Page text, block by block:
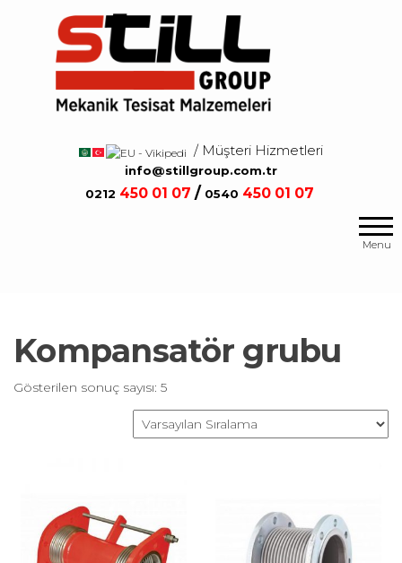
contenuto
/ Müşteri Hizmetleri
info@stillgroup.com.tr
0212 450 01 07 / 0540 450 01 07
Group
MalzemeleriMenu
Kompansatör grubu
Gösterilen sonuç sayısı: 5